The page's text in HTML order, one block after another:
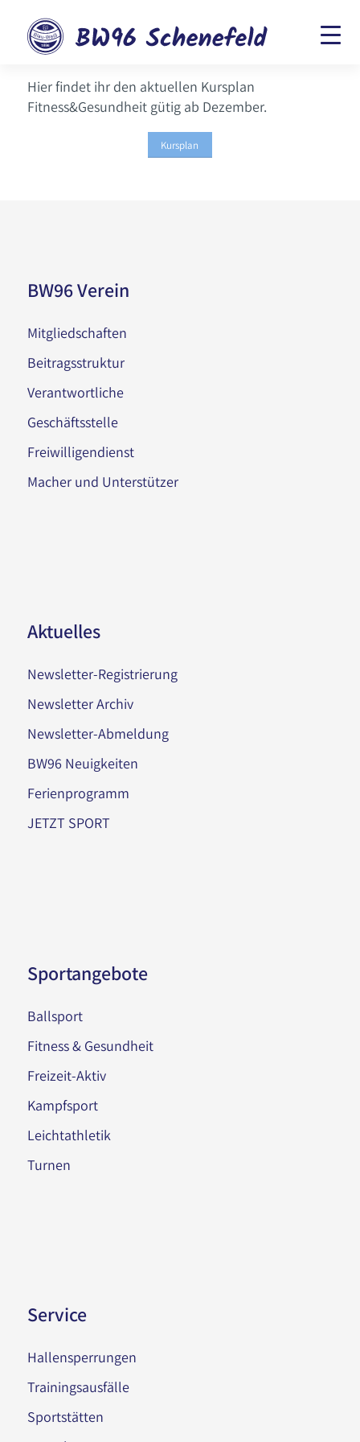
Hier findet ihr den aktuellen Kursplan
Fitness&Gesundheit gütig ab Dezember.
Kursplan
BW96 Verein
Mitgliedschaften
Beitragsstruktur
Verantwortliche
Geschäftsstelle
Freiwilligendienst
Macher und Unterstützer
Aktuelles
Newsletter-Registrierung
Newsletter Archiv
Newsletter-Abmeldung
BW96 Neuigkeiten
Ferienprogramm
JETZT SPORT
Sportangebote
Ballsport
Fitness & Gesundheit
Freizeit-Aktiv
Kampfsport
Leichtathletik
Turnen
Service
Hallensperrungen
Trainingsausfälle
Sportstätten